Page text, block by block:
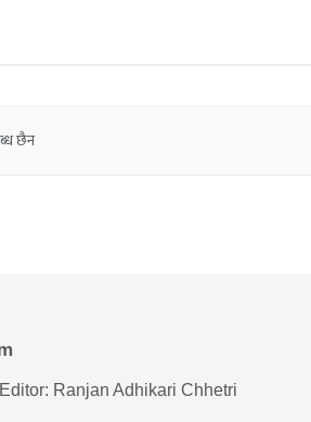
छैन
Ranjan Adhikari Chhetri